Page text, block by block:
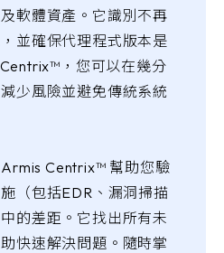
軟體資產。它識別不再
並確保代理程式版本是
，您可以在幾分
少風險並避免傳統系統
Centrix™ 幫助您驗
（包括EDR、漏洞掃描
的差距。它找出所有未
快速解決問題。隨時掌